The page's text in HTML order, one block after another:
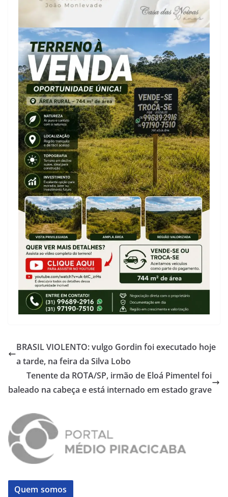
BRASIL VIOLENTO: vulgo Gordin foi executado hoje
a tarde, na feira da Silva Lobo
Tenente da ROTA/SP, irmão de Eloá Pimentel foi
baleado na cabeça e está internado em estado grave
Quem somos